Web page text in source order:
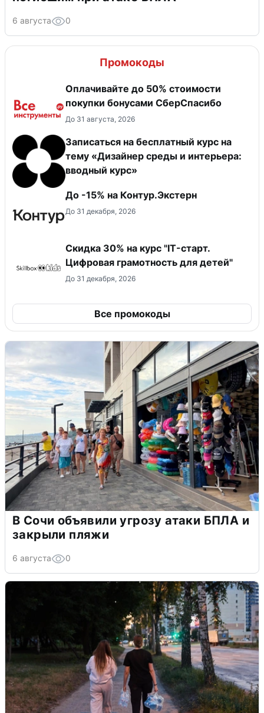
6 августа 0
Промокоды
Оплачивайте до 50% стоимости
покупки бонусами СберСпасибо
До 31 августа, 2026
Записаться на бесплатный курс на
тему «Дизайнер среды и интерьера:
вводный курс»
До -15% на Контур.Экстерн
До 31 декабря, 2026
Скидка 30% на курс "IT-старт.
Цифровая грамотность для детей"
До 31 декабря, 2026
Все промокоды
В Сочи объявили угрозу атаки БПЛА и
закрыли пляжи
6 августа 0